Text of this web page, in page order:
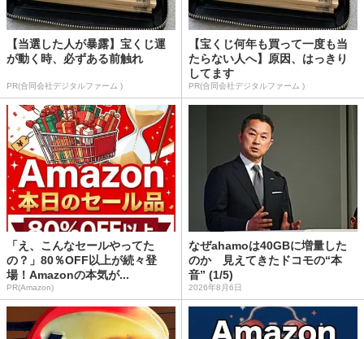
【当選した人が暴露】宝くじ運
が動く時、必ずある前触れ
PR(合同会社デジタルファーム )
【宝くじ何年も買って一度も当
たらない人へ】原因、はっきり
してます
PR(合同会社デジタルファーム )
「え、こんなセールやってた
の？」80％OFF以上が続々登
場！Amazonの本気が...
PR(Amazon)
なぜahamoは40GBに増量した
のか 見えてきたドコモの“本
音” (1/5)
2026年8月6日